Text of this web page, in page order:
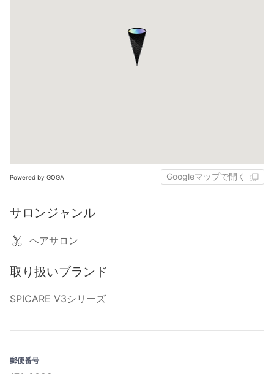
Powered by GOGA Googleマップで開く
サロンジャンル
ヘアサロン
取り扱いブランド
SPICARE V3シリーズ
郵便番号